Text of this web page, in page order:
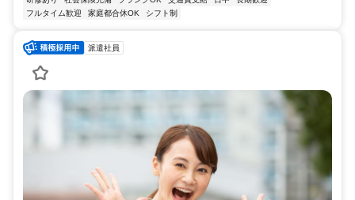
フルタイム歓迎
家庭都合休OK シフト制
派遣社員